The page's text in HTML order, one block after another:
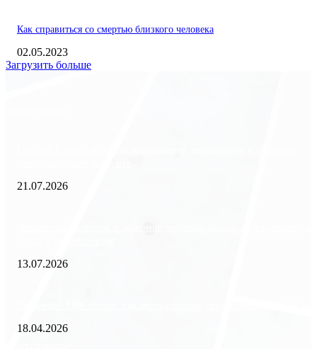
Как справиться со смертью близкого человека
02.05.2023
Загрузить больше
21.07.2026
13.07.2026
18.04.2026